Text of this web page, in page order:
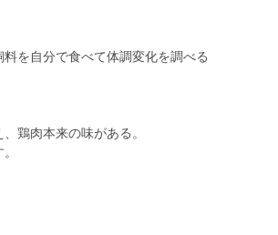
を自分で食べて体調変化を調べる
鶏肉本来の味がある。